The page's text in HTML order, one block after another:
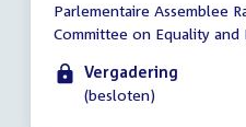
vergadering
09:00
17:00
Parlementaire Assemblee
Committee on Equality and
Vergadering
(besloten)